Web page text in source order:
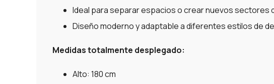
Ideal para separar espacios o crear nuevos sectores
Diseño moderno y adaptable a diferentes estilos de
Medidas totalmente desplegado:
Alto: 180 cm